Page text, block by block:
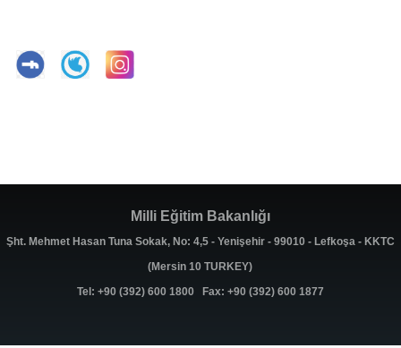
Milli Eğitim Bakanlığı
Şht. Mehmet Hasan Tuna Sokak, No: 4,5 - Yenişehir - 99010 - Lefkoşa - KKTC
(Mersin 10 TURKEY)
Tel: +90 (392) 600 1800 Fax: +90 (392) 600 1877